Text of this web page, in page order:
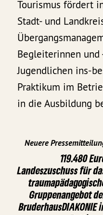
Tourismus fördert
Stadt- und
Begleiterinnen
Jugendlichen ins-
Praktikum im
in die Ausbildung
Neuere
119.480
Landeszuschuss für
Gruppenangebot
BruderhausDIAKONIE